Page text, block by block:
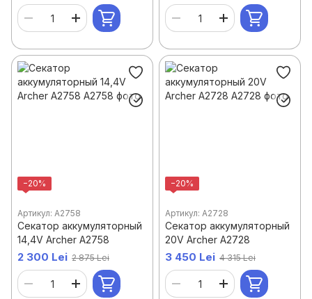
−20%
Артикул: A2758
Секатор аккумуляторный
14,4V Archer A2758
2 300 Lei 2 875 Lei
−20%
Артикул: A2728
Секатор аккумуляторный
20V Archer A2728
3 450 Lei 4 315 Lei